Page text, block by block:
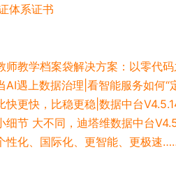
体系证书